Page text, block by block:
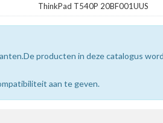
ThinkPad T540P 20BF001UUS
producten in deze catalogus
aan te geven.